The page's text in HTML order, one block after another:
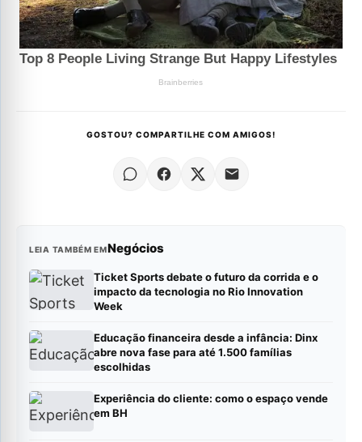
GOSTOU? COMPARTILHE COM AMIGOS!
LEIA TAMBÉM EMNegócios
Ticket Sports debate o futuro da corrida e o
impacto da tecnologia no Rio Innovation
Week
Educação financeira desde a infância: Dinx
abre nova fase para até 1.500 famílias
escolhidas
Experiência do cliente: como o espaço vende
em BH